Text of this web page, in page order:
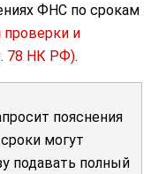
ФНС по срокам
и
78 НК РФ).
пояснения
могут
подавать полный